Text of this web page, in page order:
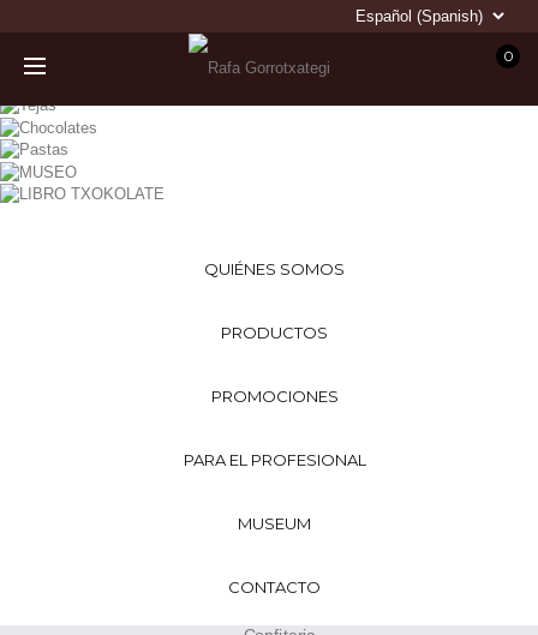
0
QUIÉNES SOMOS
PRODUCTOS
PROMOCIONES
PARA EL PROFESIONAL
MUSEUM
CONTACTO